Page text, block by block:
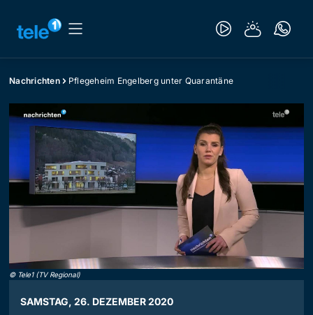
Nachrichten Pflegeheim Engelberg unter Quarantäne
© Tele1 (TV Regional)
SAMSTAG, 26. DEZEMBER 2020